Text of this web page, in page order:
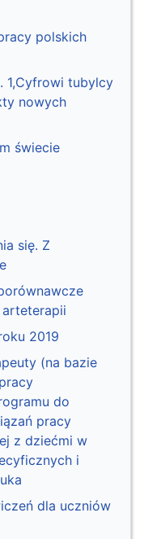
polskich
1,Cyfrowi tubylcy
nowych
świecie
się. Z
arteterapii
2019
(na bazie
do
pracy
z dziećmi w
i
dla uczniów